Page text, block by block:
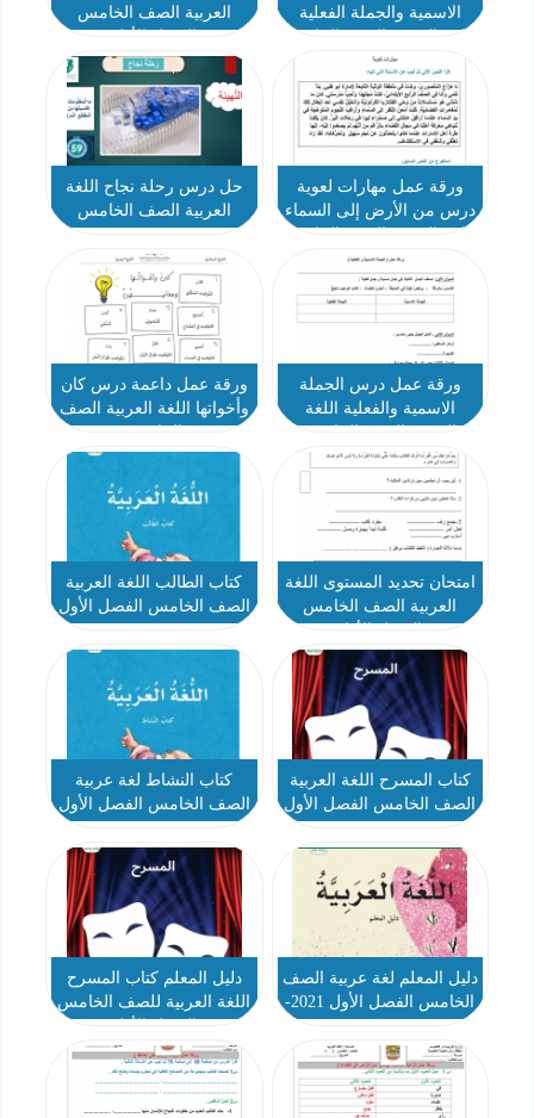
الاسمية والجملة الفعلية
العربية الصف الخامس
ورقة عمل مهارات لعوية
درس من الأرض إلى السماء
حل درس رحلة نجاح اللغة
العربية الصف الخامس
ورقة عمل درس الجملة
الاسمية والفعلية اللغة
ورقة عمل داعمة درس كان
وأخواتها اللغة العربية الصف
امتحان تحديد المستوى اللغة
العربية الصف الخامس
كتاب الطالب اللغة العربية
الصف الخامس الفصل الأول
كتاب المسرح اللغة العربية
الصف الخامس الفصل الأول
كتاب النشاط لغة عربية
الصف الخامس الفصل الأول
دليل المعلم لغة عربية الصف
الخامس الفصل الأول 2021-
دليل المعلم كتاب المسرح
اللغة العربية للصف الخامس